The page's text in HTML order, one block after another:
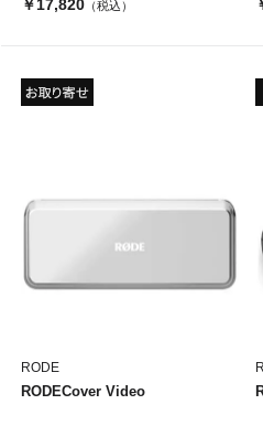
￥17,820 （税込）
RODE
RODECover Video